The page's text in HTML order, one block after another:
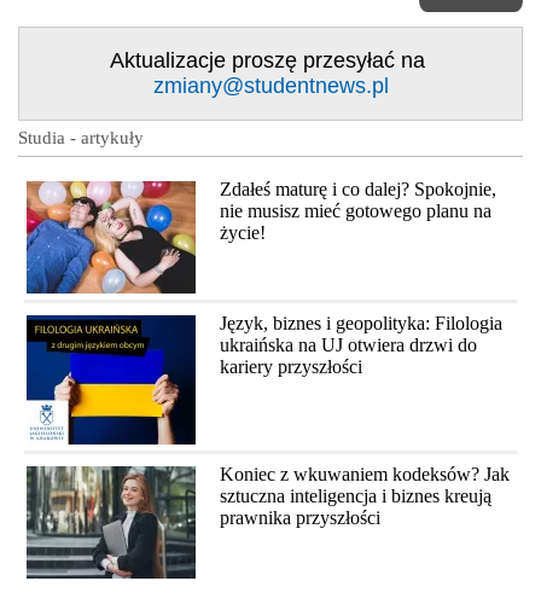
Aktualizacje proszę przesyłać na
zmiany@studentnews.pl
Studia - artykuły
Zdałeś maturę i co dalej? Spokojnie,
nie musisz mieć gotowego planu na
życie!
Język, biznes i geopolityka: Filologia
ukraińska na UJ otwiera drzwi do
kariery przyszłości
Koniec z wkuwaniem kodeksów? Jak
sztuczna inteligencja i biznes kreują
prawnika przyszłości